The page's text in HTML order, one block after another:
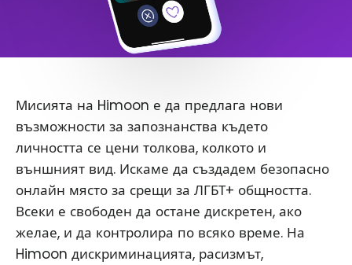
Мисията на Himoon е да предлага нови
възможности за запознанства където
личността се цени толкова, колкото и
външният вид. Искаме да създадем безопасно
онлайн място за срещи за ЛГБТ+ общността.
Всеки е свободен да остане дискретен, ако
желае, и да контролира по всяко време. На
Himoon дискриминацията, расизмът,